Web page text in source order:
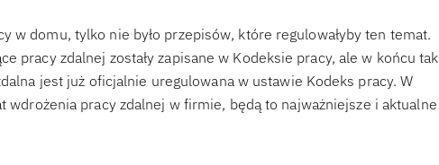
w domu, tylko nie było przepisów, które regulowałyby ten temat.
pracy zdalnej zostały zapisane w Kodeksie pracy, ale w końcu tak
jest już oficjalnie uregulowana w ustawie Kodeks pracy. W
pracy zdalnej w firmie, będą to najważniejsze i aktualne